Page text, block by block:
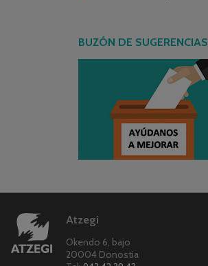
BUZÓN DE SUGERENCIAS
Atzegi
Okendo 6, bajo
20004 Donostia